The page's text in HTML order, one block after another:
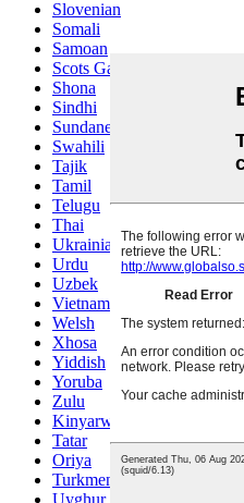
Slovenian
Somali
Samoan
Scots Gaelic
Shona
Sindhi
Sundanese
Swahili
Tajik
Tamil
Telugu
Thai
Ukrainian
Urdu
Uzbek
Vietnamese
Welsh
Xhosa
Yiddish
Yoruba
Zulu
Kinyarwanda
Tatar
Oriya
Turkmen